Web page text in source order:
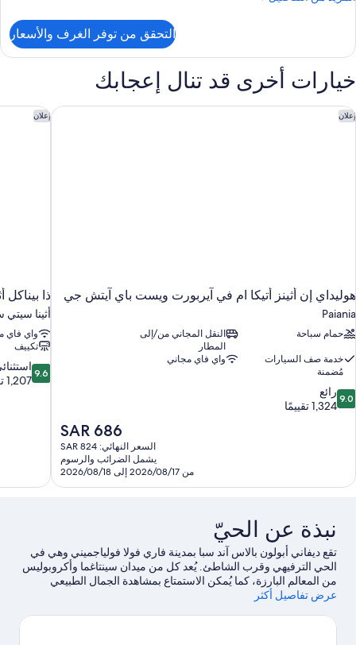
غرفة
سوبيريور
مزدوجة
التحقق من توفر الغرف والأسعار
خيارات أخرى قد تنال إعجابك
إعلان
هوليداي إن أثينز أتيكا ام في آيربورت ويست باي آيتش جي
Paiania
حمام سباحة
النقل المجاني من/إلى
المطار
خدمة صف السيارات
مُضمنة
واي فاي مجاني
9.0
من
9.0 رائع
1,324 تقييمًا
السعر
الحالي
هو
SAR
686
SAR 686
السعر النهائي: SAR 824
يشمل الضرائب والرسوم
من 2026/08/17 إلى 2026/08/18
هوليداي إن أثينز أتيكا ام في آيربورت ويست باي آيتش جي إعلان
ذا بيناكل
أثينا سيتي
واي فاي
تكييف
9.6
من
9.6
1,207 تقييمات
ذا بيناكل
نبذة عن الحيّ
تقع ديفاني أبولون بالاس آند سبا بمدينة فاري فولا فولياجميني وهي في
الحي الترفيهي وقرب الشاطئ. يُعد كل من ميدان سينتاغما وأكروبوليس
من المعالم البارزة، كما يُمكن الاستمتاع بمشاهدة الجمال الطبيعي
للمنطقة في نادي فولياجميني سبا ليك الصحي وشاطئ فولا.يُعد كل من
للزيارة.يُقدم كل من ركوب قوارب التجديف والغوص باستخدام المعدات
عرض تفاصيل أكثر